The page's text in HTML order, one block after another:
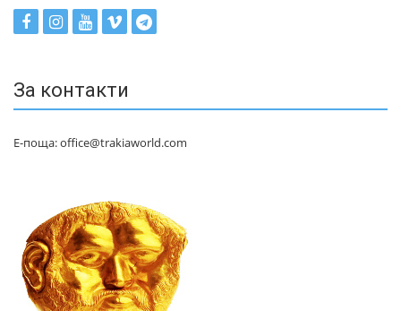
За контакти
Е-поща: office@trakiaworld.com